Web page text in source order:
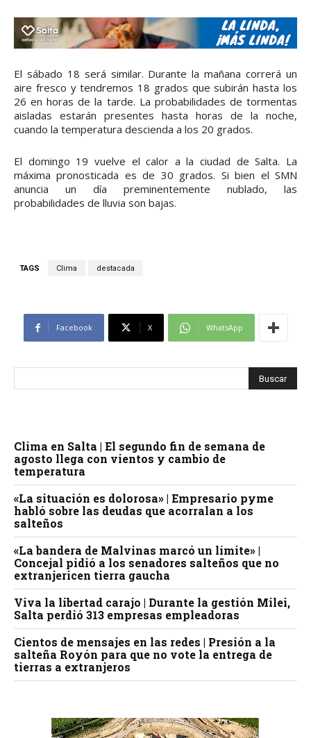
El sábado 18 será similar. Durante la mañana correrá un
aire fresco y tendremos 18 grados que subirán hasta los
26 en horas de la tarde. La probabilidades de tormentas
aisladas estarán presentes hasta horas de la noche,
cuando la temperatura descienda a los 20 grados.
El domingo 19 vuelve el calor a la ciudad de Salta. La
máxima pronosticada es de 30 grados. Si bien el SMN
anuncia un día preminentemente nublado, las
probabilidades de lluvia son bajas.
TAGS Clima destacada
Facebook X WhatsApp
Clima en Salta | El segundo fin de semana de
agosto llega con vientos y cambio de
temperatura
«La situación es dolorosa» | Empresario pyme
habló sobre las deudas que acorralan a los
salteños
«La bandera de Malvinas marcó un límite» |
Concejal pidió a los senadores salteños que no
extranjericen tierra gaucha
Viva la libertad carajo | Durante la gestión Milei,
Salta perdió 313 empresas empleadoras
Cientos de mensajes en las redes | Presión a la
salteña Royón para que no vote la entrega de
tierras a extranjeros